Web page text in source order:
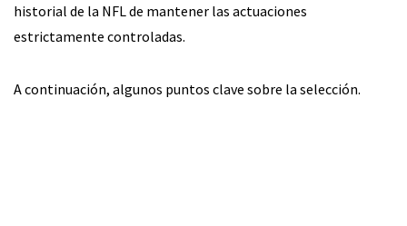
historial de la NFL de mantener las actuaciones
estrictamente controladas.
A continuación, algunos puntos clave sobre la selección.